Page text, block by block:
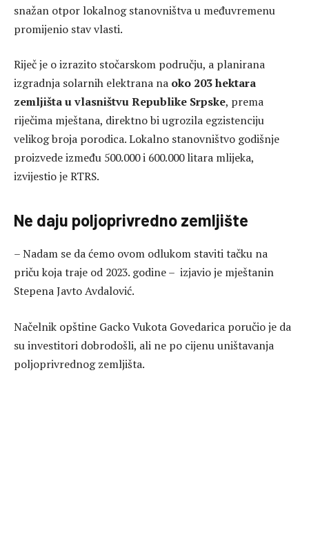
snažan otpor lokalnog stanovništva u međuvremenu
promijenio stav vlasti.
Riječ je o izrazito stočarskom području, a planirana
izgradnja solarnih elektrana na oko 203 hektara
zemljišta u vlasništvu Republike Srpske, prema
riječima mještana, direktno bi ugrozila egzistenciju
velikog broja porodica. Lokalno stanovništvo godišnje
proizvede između 500.000 i 600.000 litara mlijeka,
izvijestio je RTRS.
Ne daju poljoprivredno zemljište
– Nadam se da ćemo ovom odlukom staviti tačku na
priču koja traje od 2023. godine – izjavio je mještanin
Stepena Javto Avdalović.
Načelnik opštine Gacko Vukota Govedarica poručio je da
su investitori dobrodošli, ali ne po cijenu uništavanja
poljoprivrednog zemljišta.